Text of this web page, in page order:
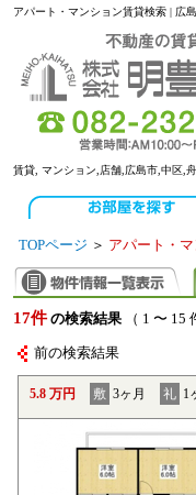
アパート・マンション賃貸検索 | 広
賃貸, マンション,店舗,広島市,中区,
TOPページ ＞ アパート・
17件 の検索結果 （ 1 〜 15
前の検索結果
5.8 万円 敷 3ヶ月 礼 1